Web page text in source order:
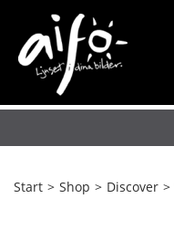
Start > Shop > Discover >